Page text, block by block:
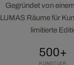
Gegründet von
LUMAS Räume für
limitierte
500+
KÜNSTLER